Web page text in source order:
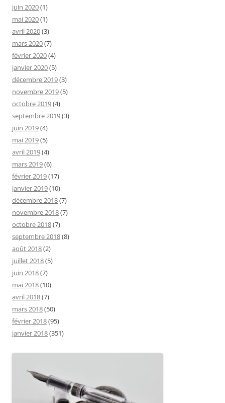
juin 2020(1)
mai 2020(1)
avril 2020(3)
mars 2020(7)
février 2020(4)
janvier 2020(5)
décembre 2019(3)
novembre 2019(5)
octobre 2019(4)
septembre 2019(3)
juin 2019(4)
mai 2019(5)
avril 2019(4)
mars 2019(6)
février 2019(17)
janvier 2019(10)
décembre 2018(7)
novembre 2018(7)
octobre 2018(7)
septembre 2018(8)
août 2018(2)
juillet 2018(5)
juin 2018(7)
mai 2018(10)
avril 2018(7)
mars 2018(50)
février 2018(95)
janvier 2018(351)